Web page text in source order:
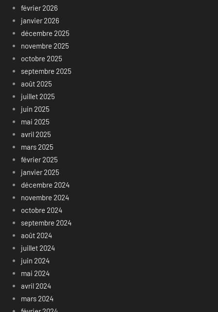
février 2026
janvier 2026
décembre 2025
novembre 2025
octobre 2025
septembre 2025
août 2025
juillet 2025
juin 2025
mai 2025
avril 2025
mars 2025
février 2025
janvier 2025
décembre 2024
novembre 2024
octobre 2024
septembre 2024
août 2024
juillet 2024
juin 2024
mai 2024
avril 2024
mars 2024